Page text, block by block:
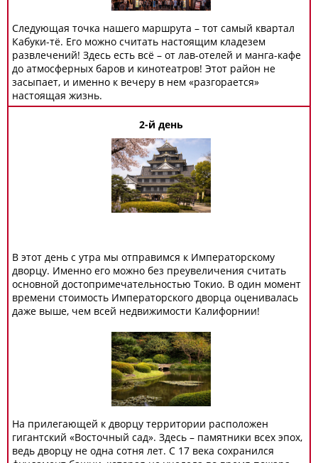
Следующая точка нашего маршрута – тот самый квартал
Кабуки-тё. Его можно считать настоящим кладезем
развлечений! Здесь есть всё – от лав-отелей и манга-кафе
до атмосферных баров и кинотеатров! Этот район не
засыпает, и именно к вечеру в нем «разгорается»
настоящая жизнь.
2-й день
В этот день с утра мы отправимся к Императорскому
дворцу. Именно его можно без преувеличения считать
основной достопримечательностью Токио. В один момент
времени стоимость Императорского дворца оценивалась
даже выше, чем всей недвижимости Калифорнии!
На прилегающей к дворцу территории расположен
гигантский «Восточный сад». Здесь – памятники всех эпох,
ведь дворцу не одна сотня лет. С 17 века сохранился